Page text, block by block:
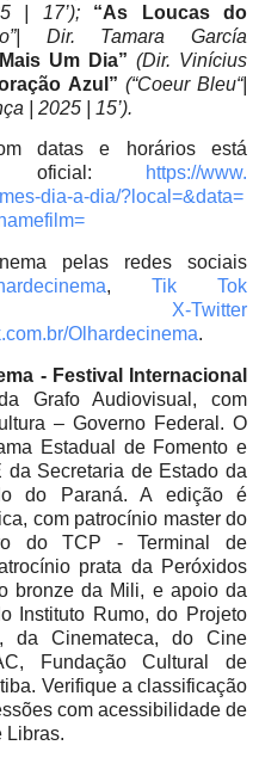
| 17’); “As Loucas do
Dir. Tamara García
Um Dia” (Dir. Vinícius
Azul” (“Coeur Bleu“|
| 2025 | 15’).
datas e horários está
oficial:
https://www.
dia-a-dia/?local=&data=
pelas redes sociais
, Tik Tok
X-Twitter
Olhardecinema.
- Festival Internacional
Grafo Audiovisual, com
– Governo Federal. O
Estadual de Fomento e
da Secretaria de Estado da
do Paraná. A edição é
com patrocínio master do
do TCP - Terminal de
prata da Peróxidos
bronze da Mili, e apoio da
Instituto Rumo, do Projeto
da Cinemateca, do Cine
Fundação Cultural de
Verifique a classificação
com acessibilidade de
Libras.